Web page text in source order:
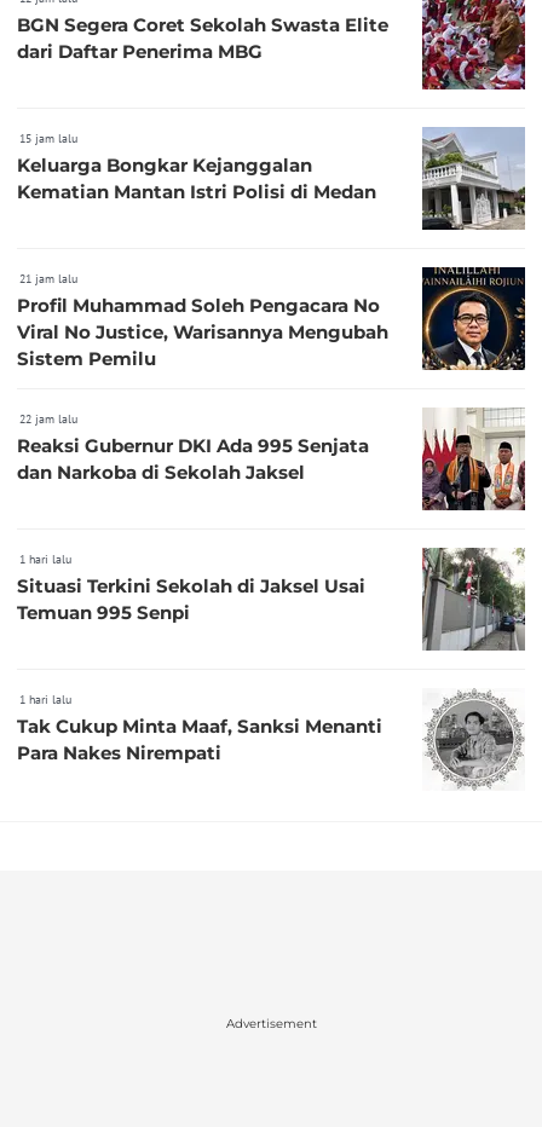
BGN Segera Coret Sekolah Swasta Elite
dari Daftar Penerima MBG
15 jam lalu
Keluarga Bongkar Kejanggalan
Kematian Mantan Istri Polisi di Medan
21 jam lalu
Profil Muhammad Soleh Pengacara No
Viral No Justice, Warisannya Mengubah
Sistem Pemilu
22 jam lalu
Reaksi Gubernur DKI Ada 995 Senjata
dan Narkoba di Sekolah Jaksel
1 hari lalu
Situasi Terkini Sekolah di Jaksel Usai
Temuan 995 Senpi
1 hari lalu
Tak Cukup Minta Maaf, Sanksi Menanti
Para Nakes Nirempati
Advertisement